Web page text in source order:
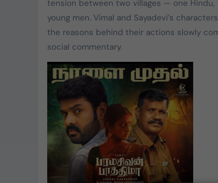
tension between two villages — one
young men. Vimal and Sayadevi’s
the reasons behind their actions slowly
social commentary.